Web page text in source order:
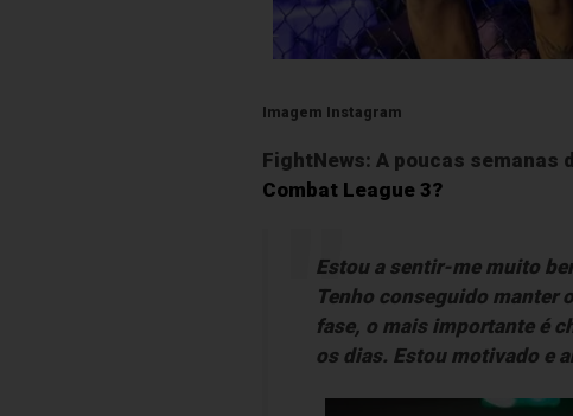
Imagem Instagram
FightNews: A poucas semanas
Combat League 3?
Estou a sentir-me muito
Tenho conseguido manter
fase, o mais importante é
os dias. Estou motivado e